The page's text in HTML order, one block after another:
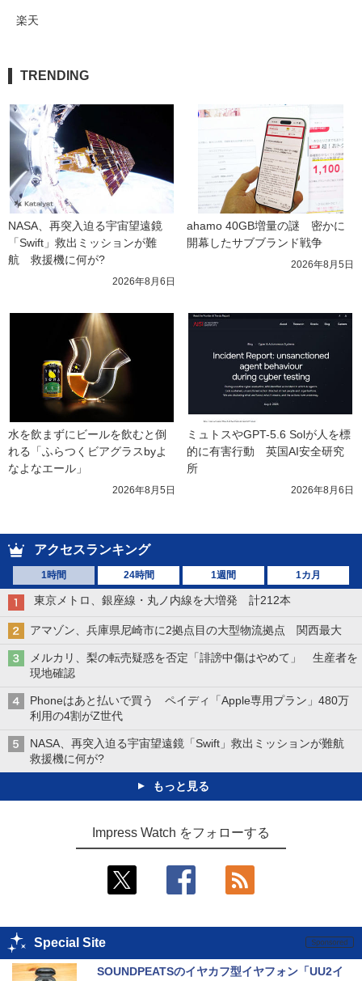
楽天
TRENDING
NASA、再突入迫る宇宙望遠鏡
「Swift」救出ミッションが難
航　救援機に何が?
2026年8月6日
ahamo 40GB増量の謎　密かに
開幕したサブブランド戦争
2026年8月5日
水を飲まずにビールを飲むと倒
れる「ふらつくビアグラスbyよ
なよなエール」
2026年8月5日
ミュトスやGPT-5.6 Solが人を標
的に有害行動　英国AI安全研究
所
2026年8月6日
アクセスランキング
1時間 24時間 1週間 1カ月
東京メトロ、銀座線・丸ノ内線を大増発 計212本
アマゾン、兵庫県尼崎市に2拠点目の大型物流拠点 関西最大
メルカリ、梨の転売疑惑を否定「誹謗中傷はやめて」 生産者を
現地確認
Phoneはあと払いで買う ペイディ「Apple専用プラン」480万
利用の4割がZ世代
NASA、再突入迫る宇宙望遠鏡「Swift」救出ミッションが難航
救援機に何が?
もっと見る
Impress Watch をフォローする
Special Site
SOUNDPEATSのイヤカフ型イヤフォン「UU2イ